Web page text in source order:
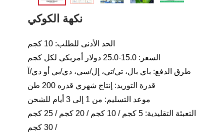
نكهة الكوكي
الحد الأدنى للطلب: 10 كجم
السعر: 15.0-25.0 دولار أمريكي لكل كجم
طرق الدفع: باي بال، تي/تي، إل/سي، دي/بي أو دي/آ
قدرة التوريد: إنتاج شهري قدره 200 طن
موعد التسليم: من 1 إلى 3 أيام للشحن
التعبئة التقليدية: 5 كجم / 10 كجم / 20 كجم / 25 كجم
/ 30 كجم